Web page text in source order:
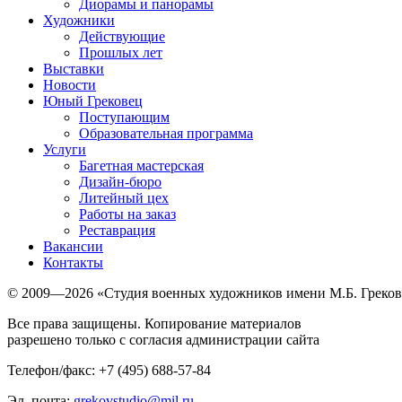
Диорамы и панорамы
Художники
Действующие
Прошлых лет
Выставки
Новости
Юный Грековец
Поступающим
Образовательная программа
Услуги
Багетная мастерская
Дизайн-бюро
Литейный цех
Работы на заказ
Реставрация
Вакансии
Контакты
© 2009—2026 «Студия военных художников имени М.Б.
Все права защищены. Копирование материалов
разрешено только с согласия администрации сайта
Телефон/факс: +7 (495) 688-57-84